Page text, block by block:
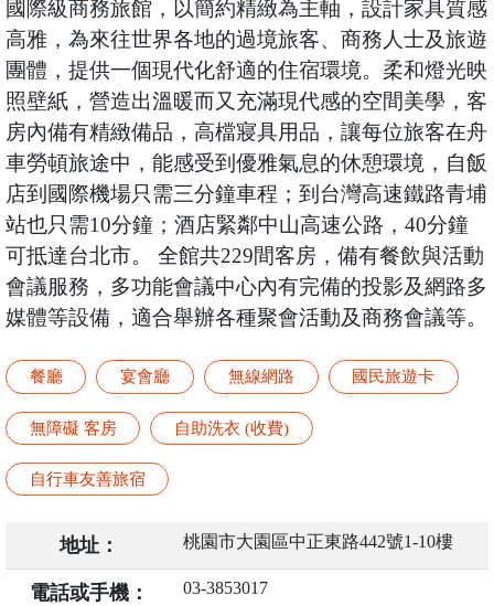
國際級商務旅館，以簡約精緻為主軸，設計家具質感
高雅，為來往世界各地的過境旅客、商務人士及旅遊
團體，提供一個現代化舒適的住宿環境。柔和燈光映
照壁紙，營造出溫暖而又充滿現代感的空間美學，客
房內備有精緻備品，高檔寢具用品，讓每位旅客在舟
車勞頓旅途中，能感受到優雅氣息的休憩環境，自飯
店到國際機場只需三分鐘車程；到台灣高速鐵路青埔
站也只需10分鐘；酒店緊鄰中山高速公路，40分鐘
可抵達台北市。 全館共229間客房，備有餐飲與活動
會議服務，多功能會議中心內有完備的投影及網路多
媒體等設備，適合舉辦各種聚會活動及商務會議等。
餐廳 宴會廳 無線網路 國民旅遊卡
無障礙 客房 自助洗衣 (收費)
自行車友善旅宿
地址： 桃園市大園區中正東路442號1-10樓
電話或手機： 03-3853017